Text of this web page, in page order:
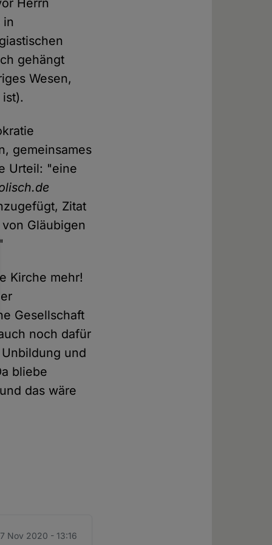
Herrn
in
gehängt
Wesen,
gemeinsames
Urteil: "eine
Zitat
Gläubigen
Kirche mehr!
Gesellschaft
noch dafür
und
bliebe
das wäre
Nov 2020 - 13:16